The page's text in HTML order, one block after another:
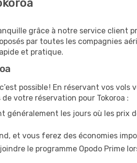
grâce à notre service client
par toutes les compagnies
et pratique.
possible ! En réservant vos vols
votre réservation pour Tokoroa :
généralement les jours où les prix
et vous ferez des économies
le programme Opodo Prime